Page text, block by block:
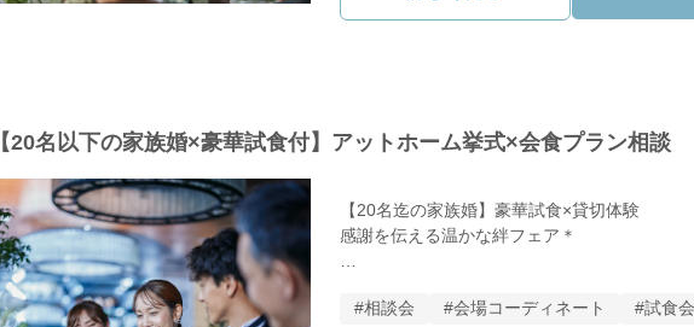
過度な演出は不要。アットホームな会場だか
妥協しない式作りのコツを伝授！
◆こんなお二人におすすめ
ゲストとの距離が近い、温かな式にしたい
美味しい料理でしっかりおもてなししたい
予算内で、中身の濃い結婚式を挙げたい
【20名以下の家族婚×豪華試食付】アットホーム挙式×会食プラン相談
【20名迄の家族婚】豪華試食×貸切体験
感謝を伝える温かな絆フェア＊
＊豪華試食を無料で堪能
#相談会 #会場コーディネート #試食会